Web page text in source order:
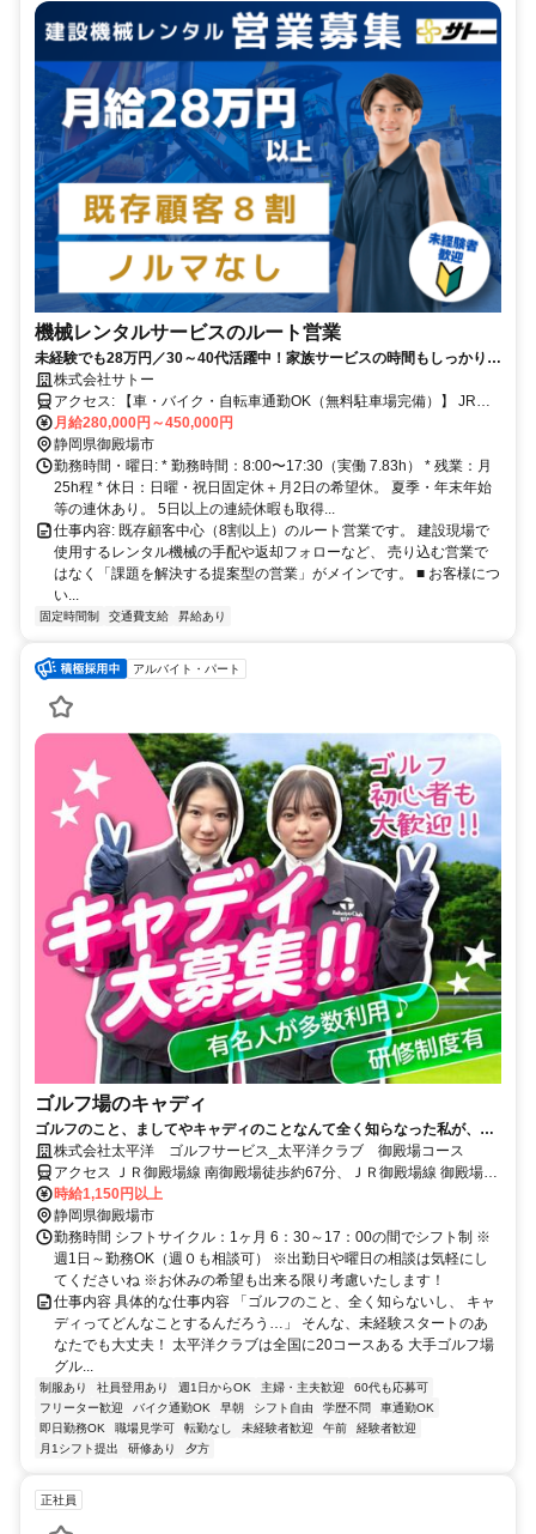
機械レンタルサービスのルート営業
未経験でも28万円／30～40代活躍中！家族サービスの時間もしっかり確
保★株式会社サトー
アクセス: 【車・バイク・自転車通勤OK（無料駐車場完備）】 JR御
殿場線「南御殿場駅」より車で約6分 JR御殿場線「御殿場駅」より車
で約10分 JR御殿場線「裾野駅」より車で約15分 ※国道246号バイパ
ス近く！東名高速「駒門スマートIC」より車で5分の好立地です。 ※
御殿場市内はもちろん、裾野市、駿東郡小山町、沼津市、箱根町から
も通勤便利な場所です。
月給280,000円～450,000円
静岡県御殿場市
勤務時間・曜日: * 勤務時間：8:00〜17:30（実働 7.83h） * 残業：月
25h程 * 休日：日曜・祝日固定休＋月2日の希望休。 夏季・年末年始
等の連休あり。 5日以上の連続休暇も取得...
仕事内容: 既存顧客中心（8割以上）のルート営業です。 建設現場で
使用するレンタル機械の手配や返却フォローなど、 売り込む営業で
はなく「課題を解決する提案型の営業」がメインです。 ■ お客様につ
い...
固定時間制 交通費支給 昇給あり
アルバイト・パート
ゴルフ場のキャディ
ゴルフのこと、ましてやキャディのことなんて全く知らなった私が、こ
んなにこの仕事が好きになるなんて…。
株式会社太平洋 ゴルフサービス_太平洋クラブ 御殿場コース
アクセス ＪＲ御殿場線 南御殿場徒歩約67分、ＪＲ御殿場線 御殿場富
士山口徒歩約80分、ＪＲ御殿場線 富士岡徒歩約79分 東名高速「御殿
場IC」より約18分
時給1,150円以上
静岡県御殿場市
勤務時間 シフトサイクル：1ヶ月 6：30～17：00の間でシフト制 ※
週1日～勤務OK（週０も相談可） ※出勤日や曜日の相談は気軽にし
てくださいね ※お休みの希望も出来る限り考慮いたします！
仕事内容 具体的な仕事内容 「ゴルフのこと、全く知らないし、 キャ
ディってどんなことするんだろう…」 そんな、未経験スタートのあ
なたでも大丈夫！ 太平洋クラブは全国に20コースある 大手ゴルフ場
グル...
制服あり 社員登用あり 週1日からOK 主婦・主夫歓迎
60代も応募可
フリーター歓迎
バイク通勤OK 早朝 シフト自由 学歴不問
車通勤OK
即日勤務OK
職場見学可 転勤なし 未経験者歓迎 午前
経験者歓迎
月1シフト提出
研修あり 夕方
正社員